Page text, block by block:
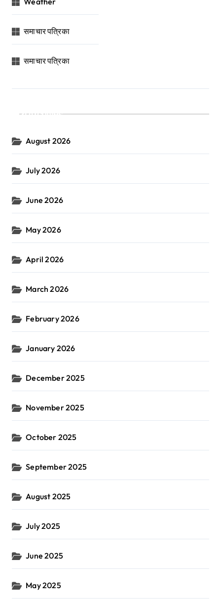
समाचार पत्रिका
समाचार पत्रिका
Archives
August 2026
July 2026
June 2026
May 2026
April 2026
March 2026
February 2026
January 2026
December 2025
November 2025
October 2025
September 2025
August 2025
July 2025
June 2025
May 2025